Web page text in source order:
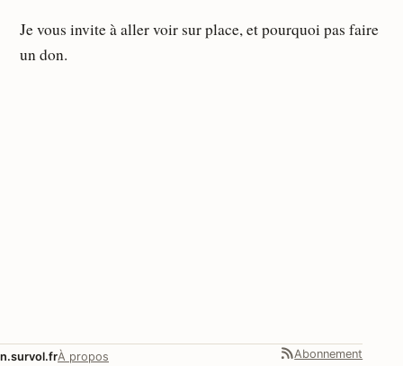
Je vous invite à aller voir sur place, et pourquoi pas faire
un don.
n.survol.frÀ propos Abonnement